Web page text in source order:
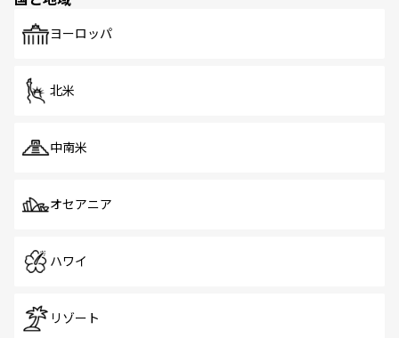
で、ホーカーズは地元の風情を楽しめる外せないスポット
ヨーロッパ
北米
中南米
オセアニア
ハワイ
リゾート